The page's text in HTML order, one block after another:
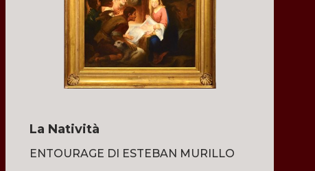
La Natività
ENTOURAGE DI ESTEBAN MURILLO